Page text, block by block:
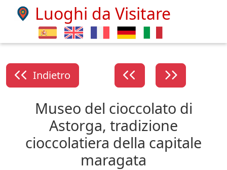
Luoghi da Visitare
Indietro
Museo del cioccolato di
Astorga, tradizione
cioccolatiera della capitale
maragata